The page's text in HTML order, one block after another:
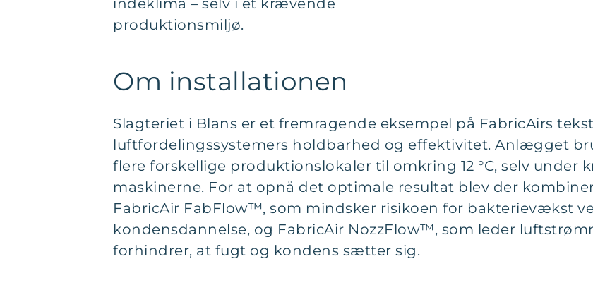
indeklima – selv i et krævende
produktionsmiljø.
Om installationen
Slagteriet i Blans er et fremragende eksempel på FabricAirs
luftfordelingssystemers holdbarhed og effektivitet. Anlægget
flere forskellige produktionslokaler til omkring 12 °C, selv under
maskinerne. For at opnå det optimale resultat blev der
FabricAir FabFlow™, som mindsker risikoen for bakterievækst
kondensdannelse, og FabricAir NozzFlow™, som leder
forhindrer, at fugt og kondens sætter sig.